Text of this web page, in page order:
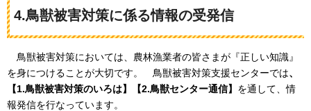
4.鳥獣被害対策に係る情報の受発信
鳥獣被害対策においては、農林漁業者の皆さまが『正しい知識』
を身につけることが大切です。
鳥獣被害対策支援センターでは、
【1.鳥獣被害対策のいろは】【2.鳥獣センター通信】 を通して、情
報発信を行なっています。